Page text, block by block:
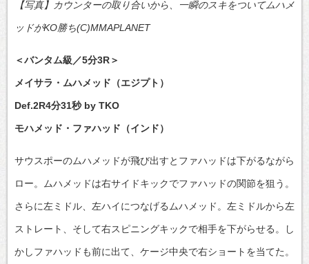
【写真】カウンターの取り合いから、一瞬のスキをついてムハメ
ッドがKO勝ち(C)MMAPLANET
＜バンタム級／5分3R＞
メイサラ・ムハメッド（エジプト）
Def.2R4分31秒 by TKO
モハメッド・ファハッド（インド）
サウスポーのムハメッドが飛び出すとファハッドは下がるながら
ロー。ムハメッドは右サイドキックでファハッドの関節を狙う。
さらに左ミドル、左ハイにつなげるムハメッド。左ミドルから左
ストレート、そして右スピニングキックで相手を下がらせる。し
かしファハッドも前に出て、ケージ中央で右ショートを当てた。